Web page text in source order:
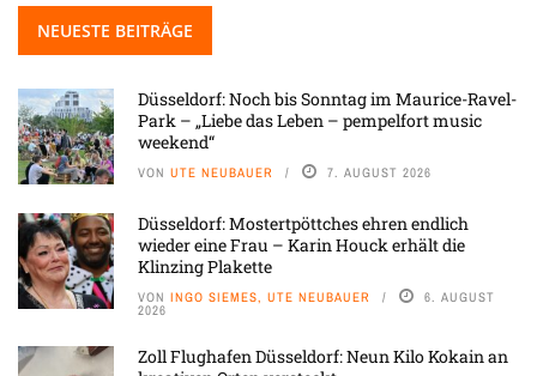
NEUESTE BEITRÄGE
Düsseldorf: Noch bis Sonntag im Maurice-Ravel-
Park – „Liebe das Leben – pempelfort music
weekend“
VON UTE NEUBAUER 7. AUGUST 2026
Düsseldorf: Mostertpöttches ehren endlich
wieder eine Frau – Karin Houck erhält die
Klinzing Plakette
VON INGO SIEMES, UTE NEUBAUER 6. AUGUST
2026
Zoll Flughafen Düsseldorf: Neun Kilo Kokain an